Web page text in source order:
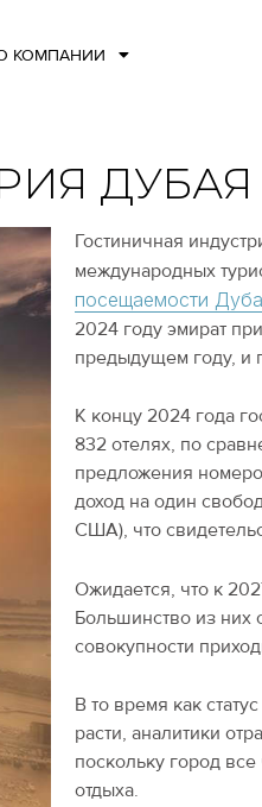
КОМПАНИИ
Гостиничная
международных
посещаемости
2024 году эмират
предыдущем году, и
К концу 2024 года
832 отелях, по
предложения
доход на один
США), что
Ожидается, что к
Большинство из них
совокупности
В то время как
расти, аналитики
поскольку город
отдыха.